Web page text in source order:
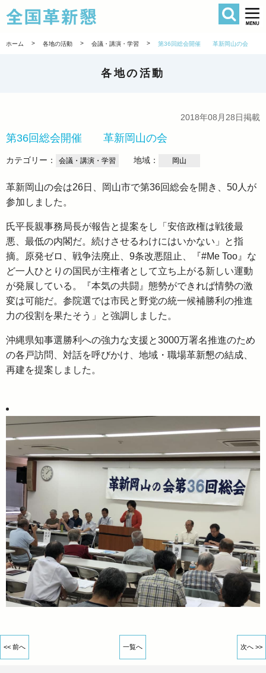
全国革新懇
検索
ホーム > 各地の活動 > 会議・講演・学習 > 第36回総会開催 革新岡山の会
各地の活動
2018年08月28日掲載
第36回総会開催 革新岡山の会
カテゴリー： 会議・講演・学習 地域： 岡山
革新岡山の会は26日、岡山市で第36回総会を開き、50人が
参加しました。
氏平長親事務局長が報告と提案をし「安倍政権は戦後最
悪、最低の内閣だ。続けさせるわけにはいかない」と指
摘。原発ゼロ、戦争法廃止、9条改悪阻止、『#Me Too』な
ど一人ひとりの国民が主権者として立ち上がる新しい運動
が発展している。『本気の共闘』態勢ができれば情勢の激
変は可能だ。参院選では市民と野党の統一候補勝利の推進
力の役割を果たそう」と強調しました。
沖縄県知事選勝利への強力な支援と3000万署名推進のため
の各戸訪問、対話を呼びかけ、地域・職場革新懇の結成、
再建を提案しました。
<< 前へ 一覧へ 次へ >>